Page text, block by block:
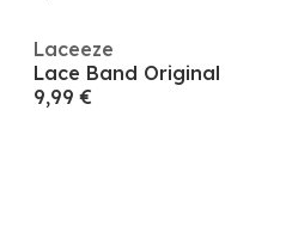
Laceeze
Lace Band Original
9,99 €